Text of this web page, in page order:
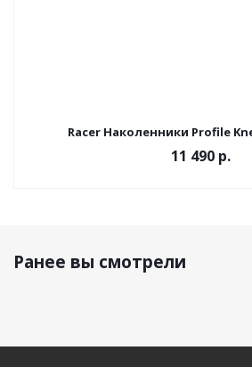
Racer Наколенники Profile
11 490 р.
Ранее вы смотрели